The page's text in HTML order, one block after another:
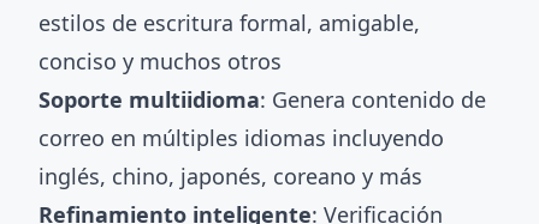
estilos de escritura formal, amigable,
conciso y muchos otros
Soporte multiidioma: Genera contenido de
correo en múltiples idiomas incluyendo
inglés, chino, japonés, coreano y más
Refinamiento inteligente: Verificación